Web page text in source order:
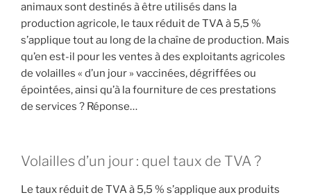
animaux sont destinés à être utilisés dans la
production agricole, le taux réduit de TVA à 5,5 %
s’applique tout au long de la chaîne de production. Mais
qu’en est-il pour les ventes à des exploitants agricoles
de volailles « d’un jour » vaccinées, dégriffées ou
épointées, ainsi qu’à la fourniture de ces prestations
de services ? Réponse…
Volailles d’un jour : quel taux de TVA ?
Le taux réduit de TVA à 5,5 % s’applique aux produits